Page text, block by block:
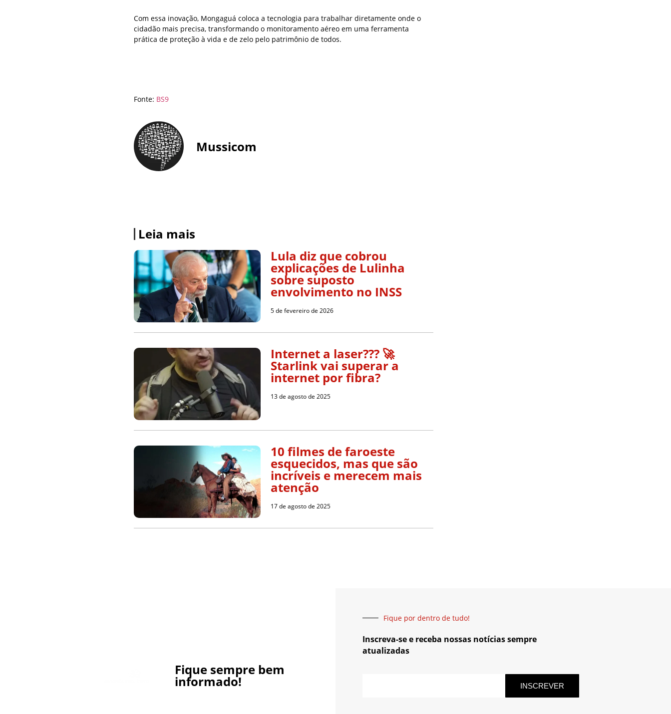
Com essa inovação, Mongaguá coloca a tecnologia para trabalhar diretamente onde o
cidadão mais precisa, transformando o monitoramento aéreo em uma ferramenta
prática de proteção à vida e de zelo pelo patrimônio de todos.
Fonte: BS9
Mussicom
Leia mais
Lula diz que cobrou
explicações de Lulinha
sobre suposto
envolvimento no INSS
5 de fevereiro de 2026
Internet a laser??? 🚀
Starlink vai superar a
internet por fibra?
13 de agosto de 2025
10 filmes de faroeste
esquecidos, mas que são
incríveis e merecem mais
atenção
17 de agosto de 2025
Fique sempre bem
informado!
Fique por dentro de tudo!
Inscreva-se e receba nossas notícias sempre
atualizadas
INSCREVER